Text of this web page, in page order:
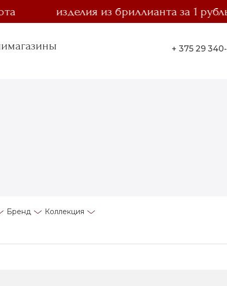
изделия из бриллианта за 1
магазины + 375 29
Бренд Коллекция